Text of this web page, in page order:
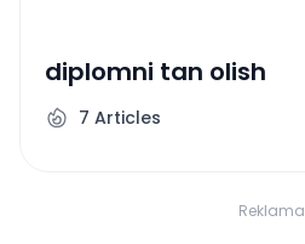
diplomni tan olish
7 Articles
Reklama